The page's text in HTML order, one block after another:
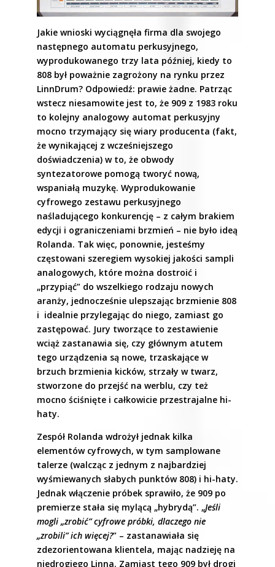
Jakie wnioski wyciągnęła firma dla swojego
następnego automatu perkusyjnego,
wyprodukowanego trzy lata później, kiedy to
808 był poważnie zagrożony na rynku przez
LinnDrum? Odpowiedź: prawie żadne. Patrząc
wstecz niesamowite jest to, że 909 z 1983 roku
to kolejny analogowy automat perkusyjny
mocno trzymający się wiary producenta (fakt,
że wynikającej z wcześniejszego
doświadczenia) w to, że obwody
syntezatorowe pomogą tworyć nową,
wspaniałą muzykę. Wyprodukowanie
cyfrowego zestawu perkusyjnego
naśladującego konkurencję – z całym brakiem
edycji i ograniczeniami brzmień – nie było ideą
Rolanda. Tak więc, ponownie, jesteśmy
częstowani szeregiem wysokiej jakości sampli
analogowych, które można dostroić i
„przypiąć” do wszelkiego rodzaju nowych
aranży, jednocześnie ulepszając brzmienie 808
i idealnie przylegając do niego, zamiast go
zastępować. Jury tworzące to zestawienie
wciąż zastanawia się, czy głównym atutem
tego urządzenia są nowe, trzaskające w
brzuch brzmienia kicków, strzały w twarz,
stworzone do przejść na werblu, czy też
mocno ściśnięte i całkowicie przestrajalne hi-
haty.
Zespół Rolanda wdrożył jednak kilka
elementów cyfrowych, w tym samplowane
talerze (walcząc z jednym z najbardziej
wyśmiewanych słabych punktów 808) i hi-haty.
Jednak włączenie próbek sprawiło, że 909 po
premierze stała się mylącą „hybrydą”. „Jeśli
mogli „zrobić” cyfrowe próbki, dlaczego nie
„zrobili” ich więcej?” – zastanawiała się
zdezorientowana klientela, mając nadzieję na
niedrogiego Linna. Zamiast tego 909 był drogi